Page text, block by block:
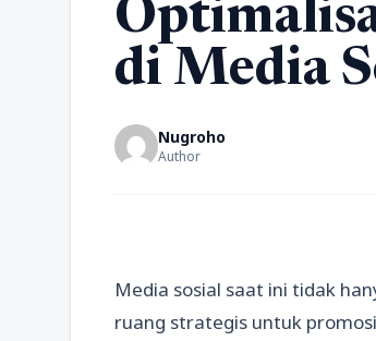
di Media
Nugroho
Author
Media sosial saat ini tidak
ruang strategis untuk